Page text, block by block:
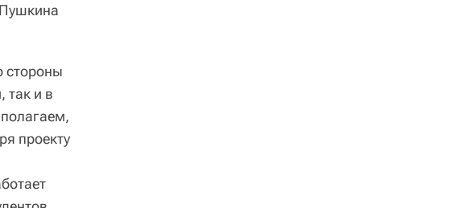
Пушкина
стороны
так и в
проекту